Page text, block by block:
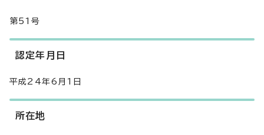
第51号
認定年月日
平成24年6月1日
所在地